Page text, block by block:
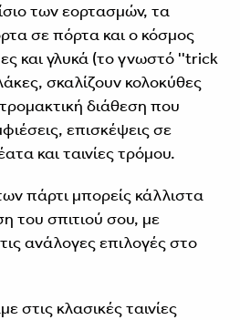
των εορτασμών, τα
σε πόρτα και ο κόσμος
και γλυκά (το γνωστό ''trick
σκαλίζουν κολοκύθες
διάθεση που
επισκέψεις σε
και ταινίες τρόμου.
πάρτι μπορείς κάλλιστα
του σπιτιού σου, με
ανάλογες επιλογές στο
στις κλασικές ταινίες